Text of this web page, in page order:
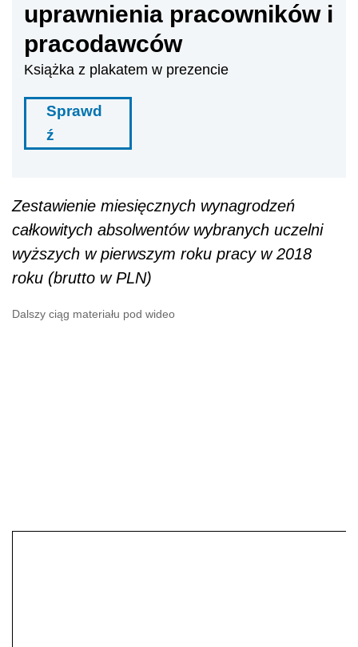
uprawnienia pracowników i
pracodawców
Książka z plakatem w prezencie
Sprawd
ź
Zestawienie miesięcznych wynagrodzeń
całkowitych absolwentów wybranych uczelni
wyższych w pierwszym roku pracy w 2018
roku (brutto w PLN)
Dalszy ciąg materiału pod wideo